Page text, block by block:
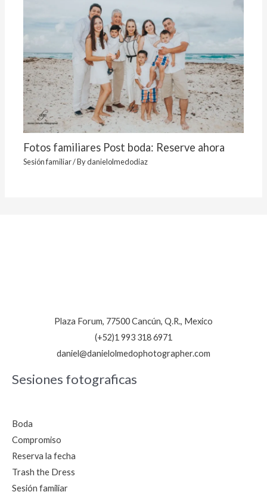
Fotos familiares Post boda: Reserve ahora
Sesión familiar/ Bydanielolmedodiaz
Plaza Forum, 77500 Cancún, Q.R., Mexico
(+52)1 993 318 6971
daniel@danielolmedophotographer.com
Sesiones fotograficas
Boda
Compromiso
Reserva la fecha
Trash the Dress
Sesión familiar